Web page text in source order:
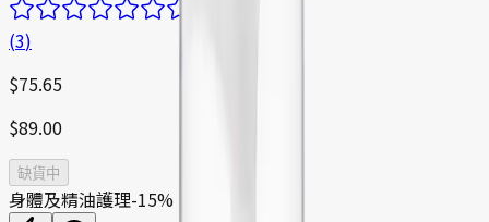
(3)
$75.65
$89.00
缺貨中
身體及精油護理-15%